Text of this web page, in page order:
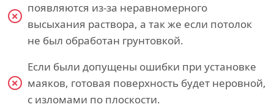
появляются из-за неравномерного
высыхания раствора, а так же если потолок
не был обработан грунтовкой.
Если были допущены ошибки при установке
маяков, готовая поверхность будет неровной,
с изломами по плоскости.